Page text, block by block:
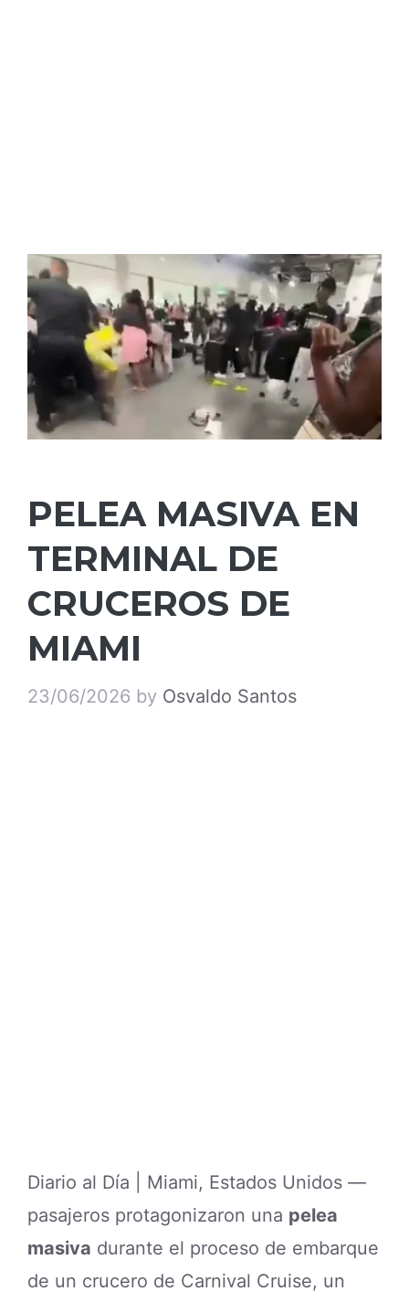
PELEA MASIVA EN
TERMINAL DE
CRUCEROS DE
MIAMI
23/06/2026 by Osvaldo Santos
Diario al Día | Miami, Estados Unidos —
pasajeros protagonizaron una pelea
masiva durante el proceso de embarque
de un crucero de Carnival Cruise, un